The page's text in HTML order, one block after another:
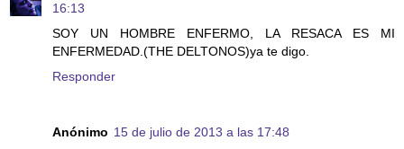
16:13
SOY UN HOMBRE ENFERMO, LA RESACA ES MI
ENFERMEDAD.(THE DELTONOS)ya te digo.
Responder
Anónimo 15 de julio de 2013 a las 17:48